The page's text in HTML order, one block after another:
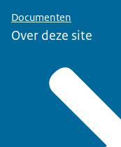
Documenten
Over deze site